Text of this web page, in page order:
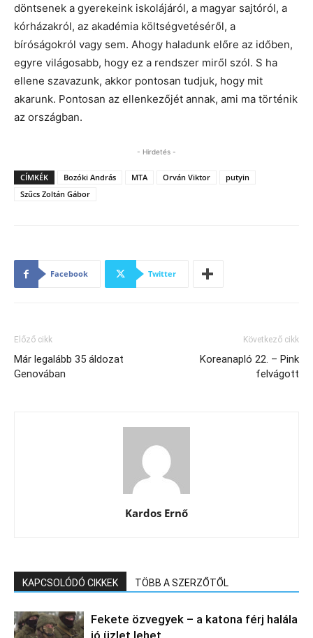
döntsenek a gyerekeink iskolájáról, a magyar sajtóról, a
kórházakról, az akadémia költségvetéséről, a
bíróságokról vagy sem. Ahogy haladunk előre az időben,
egyre világosabb, hogy ez a rendszer miről szól. S ha
ellene szavazunk, akkor pontosan tudjuk, hogy mit
akarunk. Pontosan az ellenkezőjét annak, ami ma történik
az országban.
- Hirdetés -
CÍMKÉK Bozóki András MTA Orván Viktor
putyin
Szűcs Zoltán Gábor
Facebook Twitter
Előző cikk
Már legalább 35 áldozat
Genovában
Következő cikk
Koreanapló 22. – Pink
felvágott
Kardos Ernő
KAPCSOLÓDÓ CIKKEK TÖBB A SZERZŐTŐL
Fekete özvegyek – a katona férj halála
jó üzlet lehet